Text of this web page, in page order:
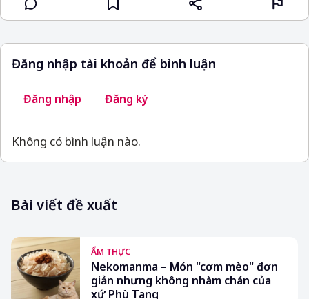
Đăng nhập tài khoản để bình luận
Đăng nhập Đăng ký
Không có bình luận nào.
Bài viết đề xuất
ẨM THỰC
Nekomanma – Món "cơm mèo" đơn
giản nhưng không nhàm chán của
xứ Phù Tang